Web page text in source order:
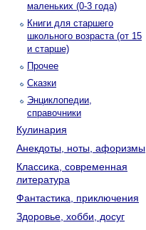
маленьких (0-3 года)
Книги для старшего
школьного возраста (от 15
и старше)
Прочее
Сказки
Энциклопедии,
справочники
Кулинария
Анекдоты, ноты, афоризмы
Классика, современная
литература
Фантастика, приключения
Здоровье, хобби, досуг